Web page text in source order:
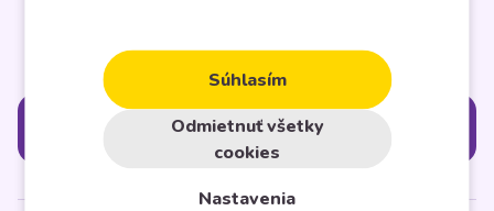
Súhlasím
Odmietnuť všetky
cookies
Nastavenia